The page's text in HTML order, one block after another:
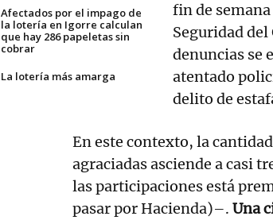
Afectados por el impago de
la lotería en Igorre calculan
que hay 286 papeletas sin
cobrar
La lotería más amarga
fin de
Seguridad del
denuncias se
atentado
delito de
En este contexto, la
agraciadas asciende a casi
las participaciones está
pasar por Hacienda)–. Una